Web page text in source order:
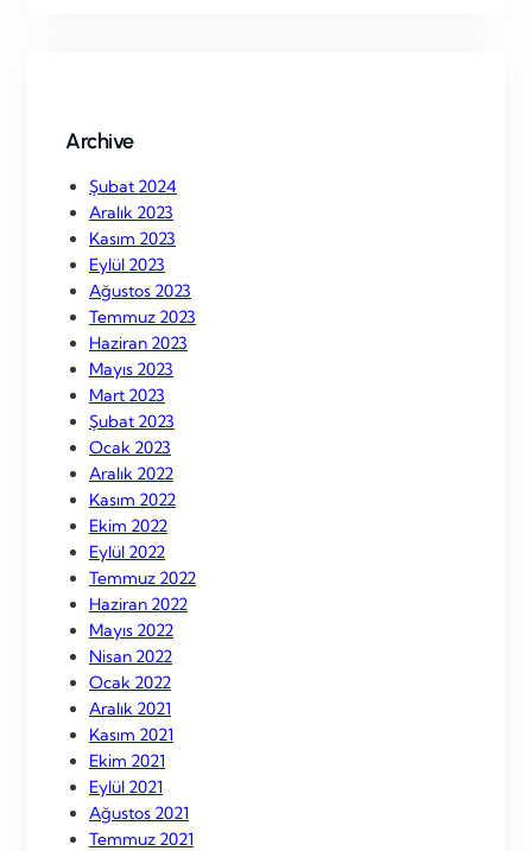
Archive
Şubat 2024
Aralık 2023
Kasım 2023
Eylül 2023
Ağustos 2023
Temmuz 2023
Haziran 2023
Mayıs 2023
Mart 2023
Şubat 2023
Ocak 2023
Aralık 2022
Kasım 2022
Ekim 2022
Eylül 2022
Temmuz 2022
Haziran 2022
Mayıs 2022
Nisan 2022
Ocak 2022
Aralık 2021
Kasım 2021
Ekim 2021
Eylül 2021
Ağustos 2021
Temmuz 2021